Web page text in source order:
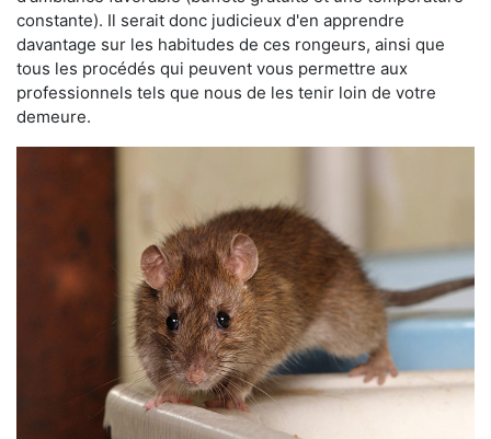
constante). Il serait donc judicieux d'en apprendre
davantage sur les habitudes de ces rongeurs, ainsi que
tous les procédés qui peuvent vous permettre aux
professionnels tels que nous de les tenir loin de votre
demeure.